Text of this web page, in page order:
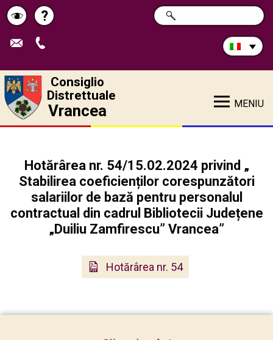
Schimbă
contrastul
Pagina
de
?
Cerca
nel
RICERCA
Consiglio
Distrettuale
Vrancea MENIU
Hotărârea nr. 54/15.02.2024 privind „
Stabilirea coeficienților corespunzători
salariilor de bază pentru personalul
contractual din cadrul Bibliotecii Județene
„Duiliu Zamfirescu” Vrancea”
Hotărârea nr. 54